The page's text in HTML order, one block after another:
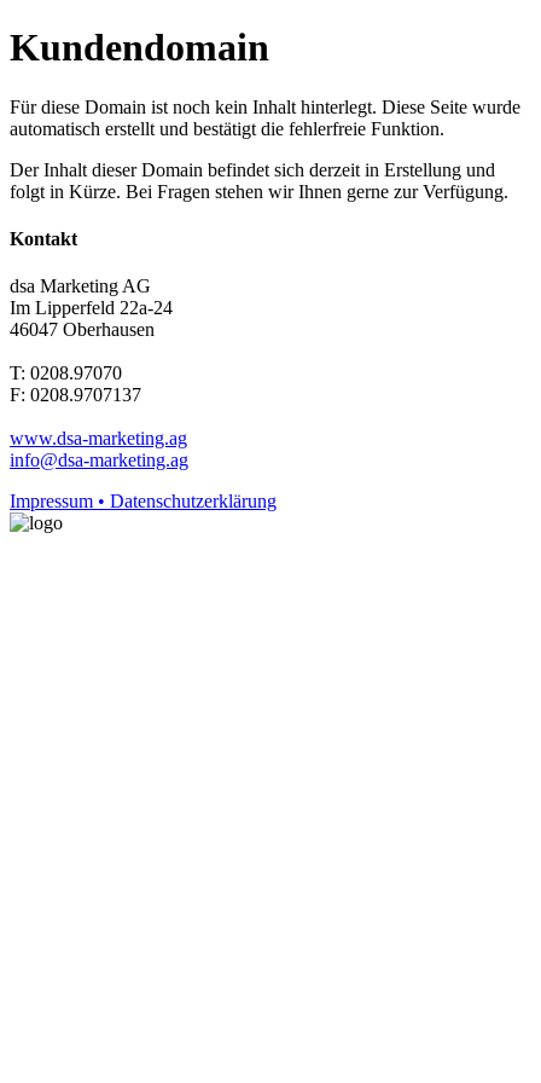
Kundendomain
Für diese Domain ist noch kein Inhalt hinterlegt. Diese Seite wurde
automatisch erstellt und bestätigt die fehlerfreie Funktion.
Der Inhalt dieser Domain befindet sich derzeit in Erstellung und
folgt in Kürze. Bei Fragen stehen wir Ihnen gerne zur Verfügung.
Kontakt
dsa Marketing AG
Im Lipperfeld 22a-24
46047 Oberhausen
T: 0208.97070
F: 0208.9707137
www.dsa-marketing.ag
info@dsa-marketing.ag
Impressum • Datenschutzerklärung